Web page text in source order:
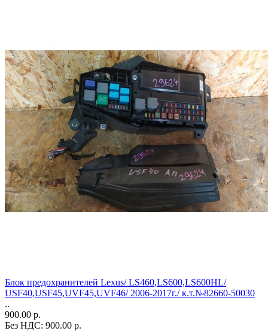
Блок предохранителей Lexus/ LS460,LS600,LS600HL/
USF40,USF45,UVF45,UVF46/ 2006-2017г./ к.т.№82660-50030
..
900.00 р.
Без НДС: 900.00 р.